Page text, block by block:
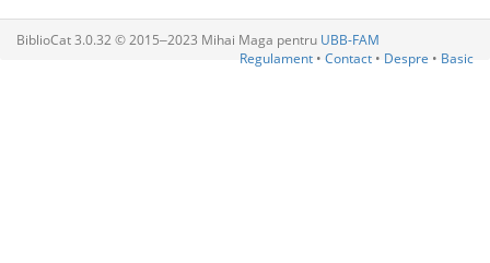
BiblioCat 3.0.32 © 2015‒2023 Mihai Maga pentru UBB-FAM
Regulament • Contact • Despre • Basic